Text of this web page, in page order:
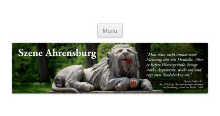
Szene Ahrensburg
Menü